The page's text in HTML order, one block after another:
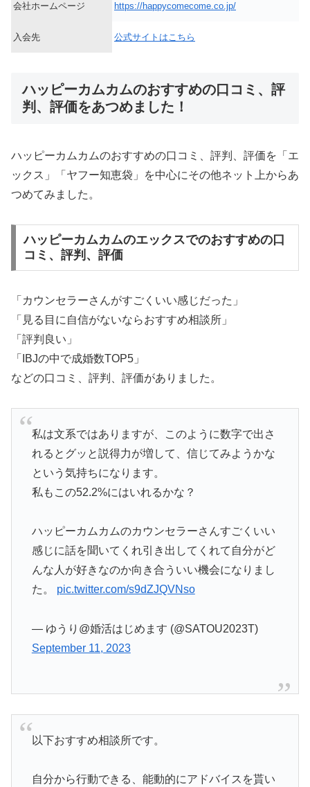
会社ホームページ https://happycomecome.co.jp/
入会先 公式サイトはこちら
ハッピーカムカムのおすすめの口コミ、評
判、評価をあつめました！
ハッピーカムカムのおすすめの口コミ、評判、評価を「エ
ックス」「ヤフー知恵袋」を中心にその他ネット上からあ
つめてみました。
ハッピーカムカムのエックスでのおすすめの口
コミ、評判、評価
「カウンセラーさんがすごくいい感じだった」
「見る目に自信がないならおすすめ相談所」
「評判良い」
「IBJの中で成婚数TOP5」
などの口コミ、評判、評価がありました。
私は文系ではありますが、このように数字で出さ
れるとグッと説得力が増して、信じてみようかな
という気持ちになります。
私もこの52.2%にはいれるかな？
ハッピーカムカムのカウンセラーさんすごくいい
感じに話を聞いてくれ引き出してくれて自分がど
んな人が好きなのか向き合ういい機会になりまし
た。 pic.twitter.com/s9dZJQVNso
— ゆうり@婚活はじめます (@SATOU2023T)
September 11, 2023
以下おすすめ相談所です。
自分から行動できる、能動的にアドバイスを貰い